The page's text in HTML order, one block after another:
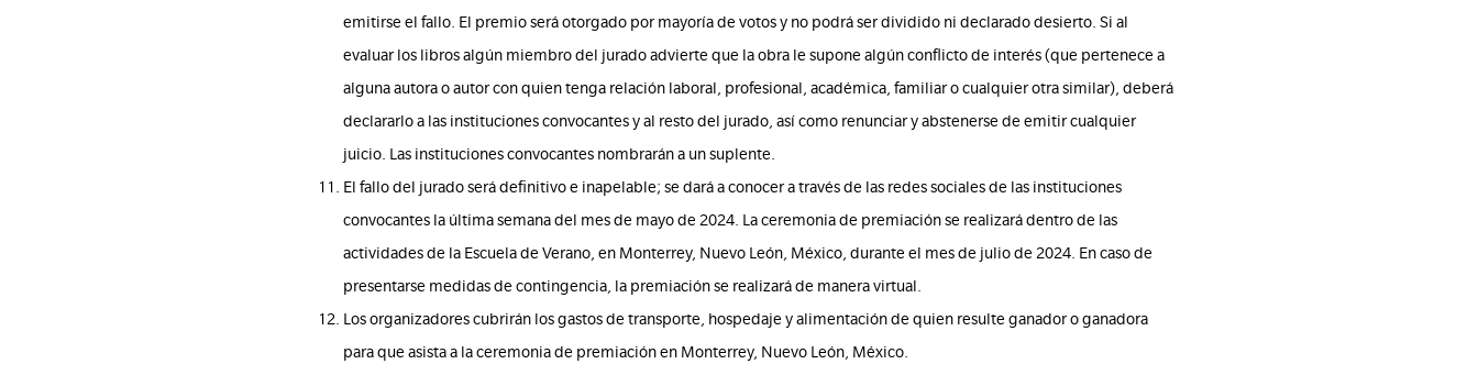
emitirse el fallo. El premio será otorgado por mayoría de votos y no podrá ser dividido ni declarado desierto. Si al
evaluar los libros algún miembro del jurado advierte que la obra le supone algún conflicto de interés (que pertenece a
alguna autora o autor con quien tenga relación laboral, profesional, académica, familiar o cualquier otra similar), deberá
declararlo a las instituciones convocantes y al resto del jurado, así como renunciar y abstenerse de emitir cualquier
juicio. Las instituciones convocantes nombrarán a un suplente.
El fallo del jurado será definitivo e inapelable; se dará a conocer a través de las redes sociales de las instituciones
convocantes la última semana del mes de mayo de 2024. La ceremonia de premiación se realizará dentro de las
actividades de la Escuela de Verano, en Monterrey, Nuevo León, México, durante el mes de julio de 2024. En caso de
presentarse medidas de contingencia, la premiación se realizará de manera virtual.
Los organizadores cubrirán los gastos de transporte, hospedaje y alimentación de quien resulte ganador o ganadora
para que asista a la ceremonia de premiación en Monterrey, Nuevo León, México.